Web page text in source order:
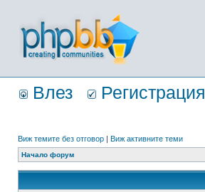
Влез Регистрация
Виж темите без отговор | Виж активните теми
Начало форум